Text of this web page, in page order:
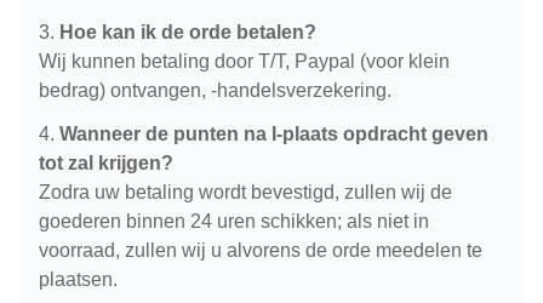
3. Hoe kan ik de orde betalen?
Wij kunnen betaling door T/T, Paypal (voor klein
bedrag) ontvangen, -handelsverzekering.
4. Wanneer de punten na I-plaats opdracht geven
tot zal krijgen?
Zodra uw betaling wordt bevestigd, zullen wij de
goederen binnen 24 uren schikken; als niet in
voorraad, zullen wij u alvorens de orde meedelen te
plaatsen.